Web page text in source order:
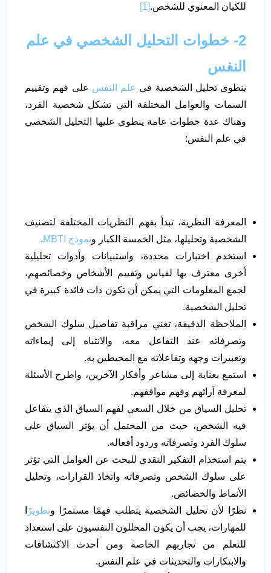
للكيان المعنوي للشخص.[1]
2- خطوات التحليل الشخصي في علم
النفس
ينطوي تحليل الشخصية في علم النفس على فهم وتقييم
السمات والعوامل المختلفة التي تشكل شخصية الفرد،
وهناك عدة خطوات عامة ينطوي عليها التحليل الشخصي
في علم النفس:
المعرفة النظرية، تبدأ بفهم النظريات المختلفة لتصنيف
الشخصية وتحليلها، مثل الخمسة الكبار ونموذج MBTI
.
استخدم اختبارات محددة، واستبيانات وأدوات تحليلية
أخرى معترف بها لقياس وتقييم الأشخاص وخصائصهم،
لجمع المعلومات التي يمكن أن تكون ذات فائدة كبيرة في
تحليل الشخصية.
الملاحظة الدقيقة، تعني مراقبة تفاصيل سلوك الشخص
وتصرفاته عند التفاعل معه، والانتباه إلى إيماءاته
وتعبيرات وجهه وتفاعلاته مع المحيطين به.
استمع بعناية إلى مشاعر وأفكار الآخرين، واطرح الأسئلة
لمعرفة آرائهم وفهم مواقفهم.
تحليل السياق من خلال السعي لفهم السياق الذي يتفاعل
فيه الشخص، حيث من المحتمل أن يؤثر السياق على
سلوك الفرد وتصرفاته وردود أفعاله.
يتم استخدام التفكير النقدي للبحث عن العوامل التي تؤثر
على سلوك الشخص وتصرفاته واتخاذ القرارات، وتحليل
الأنماط والخصائص.
نظرًا لأن تحليل الشخصية يتطلب فهمًا مستمرًا وتطويرً
للمهارات، يجب أن يكون المحللون النفسيون على استعداد
للتعلم من تجاربهم الخاصة ومن أحدث الاكتشافات
والابتكارات والتحديثات في علم النفس.